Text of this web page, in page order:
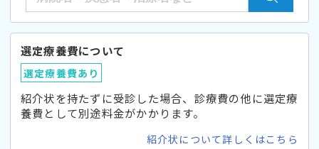
選定療養費について
選定療養費あり
紹介状を持たずに受診した場合、診療費の他に選定療
養費として別途料金がかかります。
紹介状について詳しくはこちら